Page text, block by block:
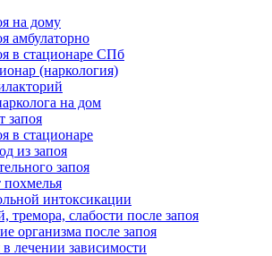
на дому
амбулаторно
в стационаре СПб
(наркология)
на дом
запоя
в стационаре
из запоя
запоя
похмелья
интоксикации
тремора, слабости после запоя
организма после запоя
лечении зависимости